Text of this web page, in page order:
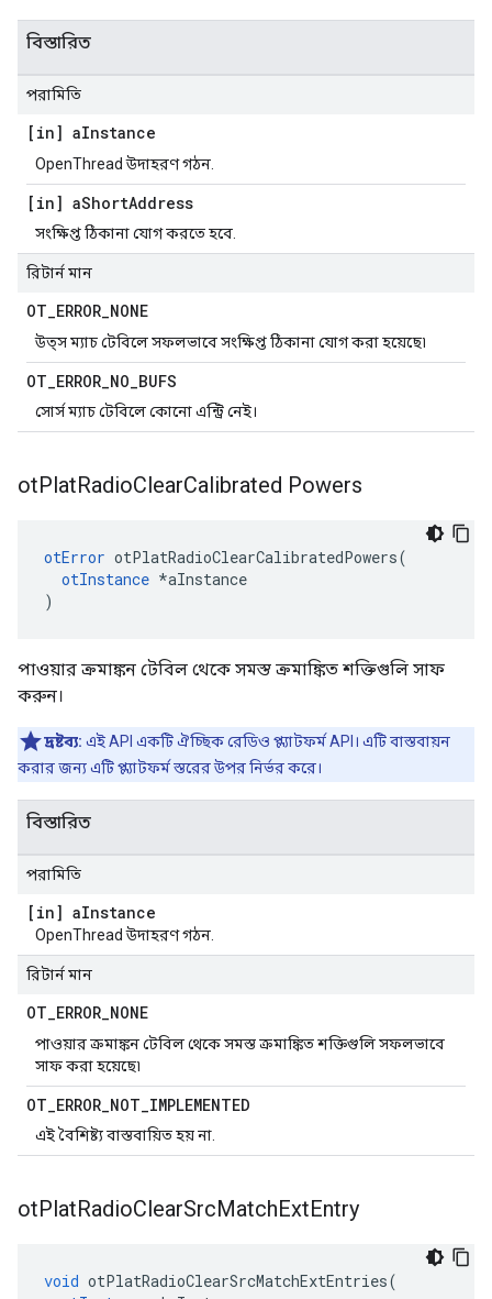
বিস্তারিত
পরামিতি
[in] aInstance
OpenThread উদাহরণ গঠন.
[in] aShortAddress
সংক্ষিপ্ত ঠিকানা যোগ করতে হবে.
রিটার্ন মান
OT_ERROR_NONE
উত্স ম্যাচ টেবিলে সফলভাবে সংক্ষিপ্ত ঠিকানা যোগ করা হয়েছে৷
OT_ERROR_NO_BUFS
সোর্স ম্যাচ টেবিলে কোনো এন্ট্রি নেই।
otPlatRadioClearCalibrated Powers
otError otPlatRadioClearCalibratedPowers(
otInstance *aInstance
)
পাওয়ার ক্রমাঙ্কন টেবিল থেকে সমস্ত ক্রমাঙ্কিত শক্তিগুলি সাফ
করুন।
দ্রষ্টব্য: এই API একটি ঐচ্ছিক রেডিও প্ল্যাটফর্ম API। এটি বাস্তবায়ন
করার জন্য এটি প্ল্যাটফর্ম স্তরের উপর নির্ভর করে।
বিস্তারিত
পরামিতি
[in] aInstance
OpenThread উদাহরণ গঠন.
রিটার্ন মান
OT_ERROR_NONE
পাওয়ার ক্রমাঙ্কন টেবিল থেকে সমস্ত ক্রমাঙ্কিত শক্তিগুলি সফলভাবে
সাফ করা হয়েছে৷
OT_ERROR_NOT_IMPLEMENTED
এই বৈশিষ্ট্য বাস্তবায়িত হয় না.
otPlatRadioClearSrcMatchExtEntry
void otPlatRadioClearSrcMatchExtEntries(